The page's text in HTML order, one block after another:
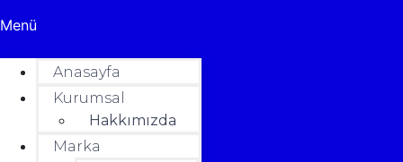
Menü
Anasayfa
Kurumsal
Hakkımızda
Marka